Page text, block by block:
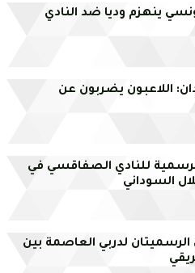
ينهزم وديا ضد النادي
اللاعبون يضربون عن
للنادي الصفاقسي في
السوداني
الرسميتان لدربي العاصمة بين